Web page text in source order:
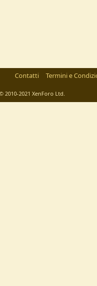
Contatti Termini e
2010-2021 XenForo Ltd.